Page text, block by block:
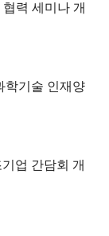
력 세미나 개
학기술 인재양
업 간담회 개